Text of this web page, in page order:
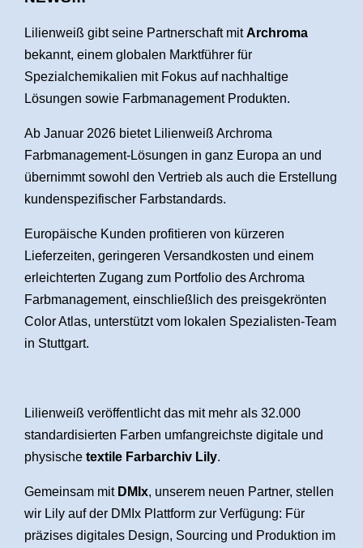
Lilienweiß gibt seine Partnerschaft mitArchroma
bekannt, einem globalen Marktführer für
Spezialchemikalien mit Fokus auf nachhaltige
Lösungen sowie Farbmanagement Produkten.
Ab Januar 2026 bietet Lilienweiß Archroma
Farbmanagement-Lösungen in ganz Europa an und
übernimmt sowohl den Vertrieb als auch die Erstellung
kundenspezifischer Farbstandards.
Europäische Kunden profitieren von kürzeren
Lieferzeiten, geringeren Versandkosten und einem
erleichterten Zugang zum Portfolio des Archroma
Farbmanagement, einschließlich des preisgekrönten
Color Atlas, unterstützt vom lokalen Spezialisten-Team
in Stuttgart.
Lilienweiß veröffentlicht das mit mehr als 32.000
standardisierten Farben umfangreichste digitale und
physische textile Farbarchiv Lily.
Gemeinsam mit DMIx, unserem neuen Partner, stellen
wir Lily auf der DMIx Plattform zur Verfügung: Für
präzises digitales Design, Sourcing und Produktion im